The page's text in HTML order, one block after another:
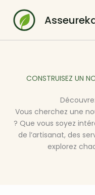
contenu
CONSTRUISEZ UN
Vous cherchez une
? Que vous soyez
de l’artisanat, des
explorez